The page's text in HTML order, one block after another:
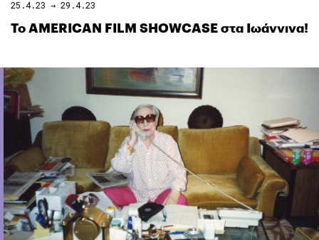
25.4.23 → 29.4.23
Το AMERICAN FILM SHOWCASE στα Ιωάννινα!